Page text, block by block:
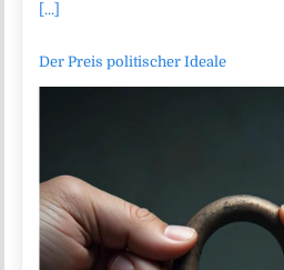
[...]
Der Preis politischer Ideale